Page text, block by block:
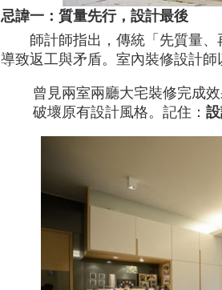
忌諱一：質量先行，設計最後
師計師指出，傳統「先質量
導致返工與矛盾。室內裝修設計師
曾見兩室兩廳大宅裝修完成
破壞原有設計風格。記住：